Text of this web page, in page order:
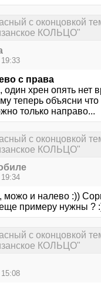
с оконцовкой
КОЛЬЦО"
с права
один хрен опять нет
теперь объясни что
только направо...
с оконцовкой
КОЛЬЦО"
можо и налево :))
примеру нужны ?
с оконцовкой
КОЛЬЦО"